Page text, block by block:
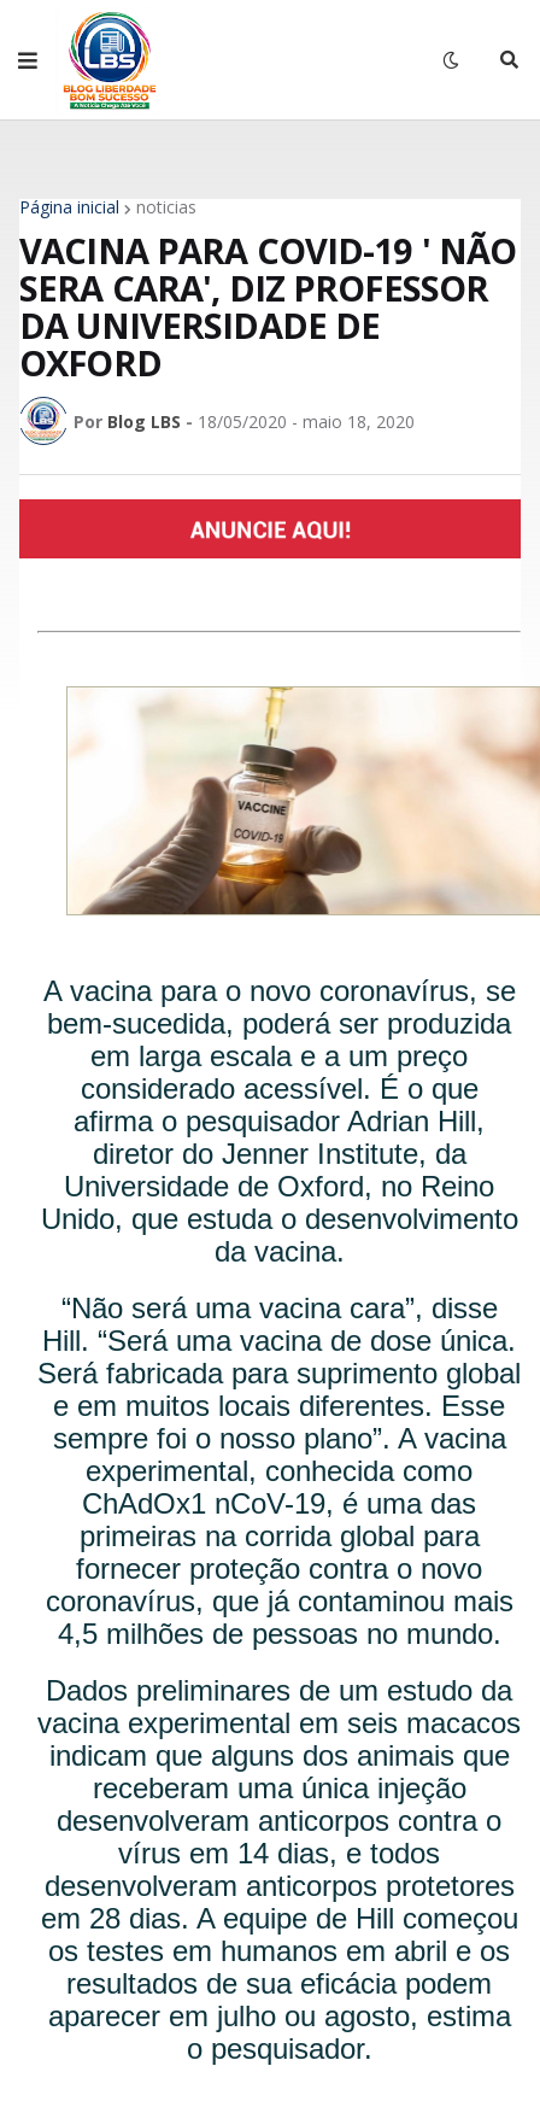
Página inicial noticias
VACINA PARA COVID-19 ' NÃO
SERA CARA', DIZ PROFESSOR
DA UNIVERSIDADE DE
OXFORD
Por Blog LBS - 18/05/2020 - maio 18, 2020
A vacina para o novo coronavírus, se
bem-sucedida, poderá ser produzida
em larga escala e a um preço
considerado acessível. É o que
afirma o pesquisador Adrian Hill,
diretor do Jenner Institute, da
Universidade de Oxford, no Reino
Unido, que estuda o desenvolvimento
da vacina.
“Não será uma vacina cara”, disse
Hill. “Será uma vacina de dose única.
Será fabricada para suprimento global
e em muitos locais diferentes. Esse
sempre foi o nosso plano”. A vacina
experimental, conhecida como
ChAdOx1 nCoV-19, é uma das
primeiras na corrida global para
fornecer proteção contra o novo
coronavírus, que já contaminou mais
4,5 milhões de pessoas no mundo.
Dados preliminares de um estudo da
vacina experimental em seis macacos
indicam que alguns dos animais que
receberam uma única injeção
desenvolveram anticorpos contra o
vírus em 14 dias, e todos
desenvolveram anticorpos protetores
em 28 dias. A equipe de Hill começou
os testes em humanos em abril e os
resultados de sua eficácia podem
aparecer em julho ou agosto, estima
o pesquisador.